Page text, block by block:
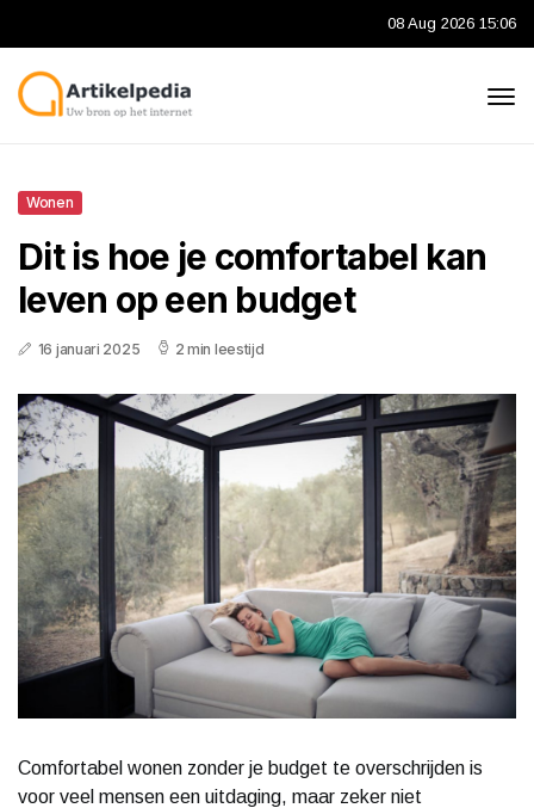
08 Aug 2026 15:06
Wonen
Dit is hoe je comfortabel kan
leven op een budget
16 januari 2025 2 min leestijd
Comfortabel wonen zonder je budget te overschrijden is
voor veel mensen een uitdaging, maar zeker niet